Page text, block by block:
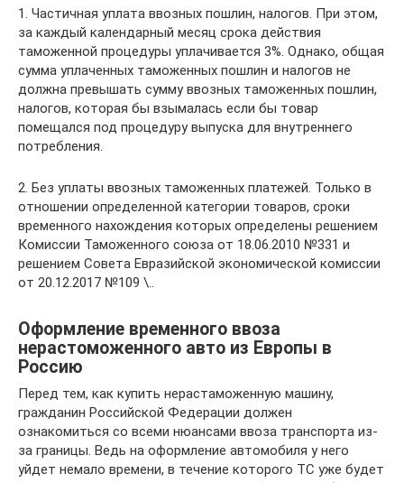
1. Частичная уплата ввозных пошлин, налогов. При этом,
за каждый календарный месяц срока действия
таможенной процедуры уплачивается 3%. Однако, общая
сумма уплаченных таможенных пошлин и налогов не
должна превышать сумму ввозных таможенных пошлин,
налогов, которая бы взымалась если бы товар
помещался под процедуру выпуска для внутреннего
потребления.
2. Без уплаты ввозных таможенных платежей. Только в
отношении определенной категории товаров, сроки
временного нахождения которых определены решением
Комиссии Таможенного союза от 18.06.2010 №331 и
решением Совета Евразийской экономической комиссии
от 20.12.2017 №109 \..
Оформление временного ввоза
нерастоможенного авто из Европы в
Россию
Перед тем, как купить нерастаможенную машину,
гражданин Российской Федерации должен
ознакомиться со всеми нюансами ввоза транспорта из-
за границы. Ведь на оформление автомобиля у него
уйдет немало времени, в течение которого ТС уже будет